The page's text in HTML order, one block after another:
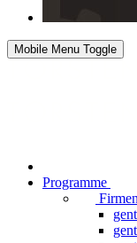
Mobile Menu Toggle
Programme